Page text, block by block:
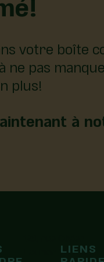
votre boîte
ne pas
plus!
à
Laurier-Station
LIENS